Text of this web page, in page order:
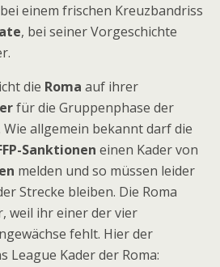
einem frischen Kreuzbandriss
, bei seiner Vorgeschichte
die Roma auf ihrer
für die Gruppenphase der
Wie allgemein bekannt darf die
Sanktionen einen Kader von
melden und so müssen leider
Strecke bleiben. Die Roma
weil ihr einer der vier
fehlt. Hier der
League Kader der Roma: